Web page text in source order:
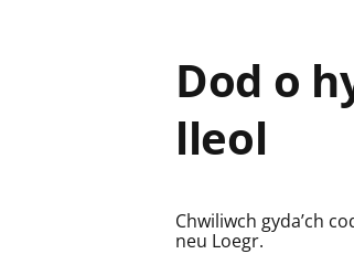
Dod o
lleol
Chwiliwch gyda’ch
neu Loegr.